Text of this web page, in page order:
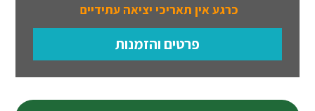
כרגע אין תאריכי יציאה עתידיים
פרטים והזמנות